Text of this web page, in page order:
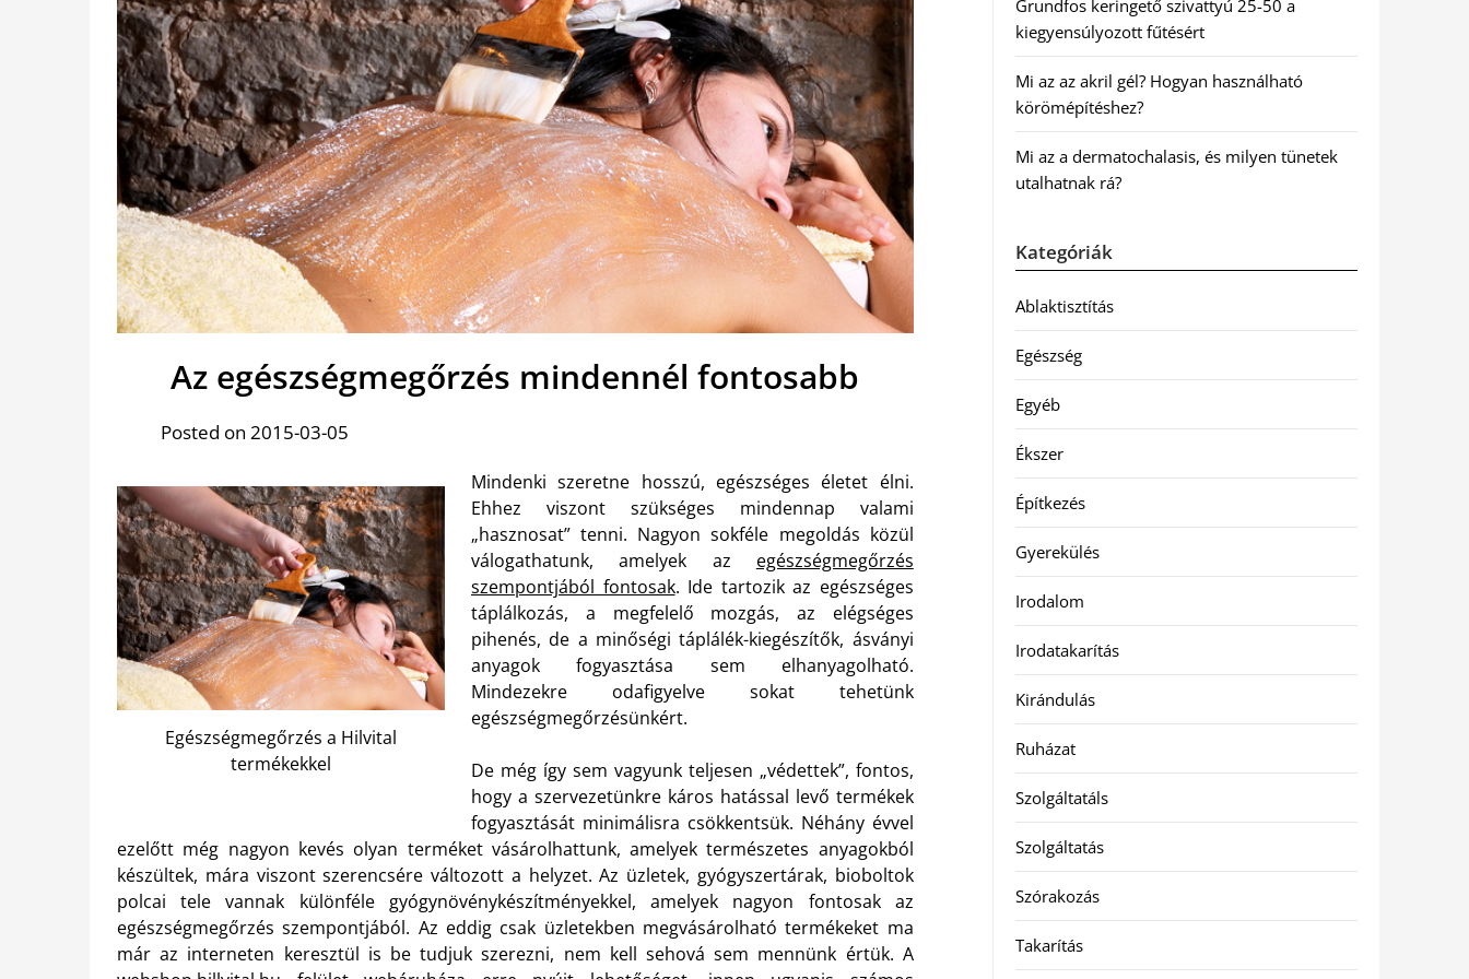
Az egészségmegőrzés mindennél fontosabb
Posted on 2015-03-05
Egészségmegőrzés a Hilvital
termékekkel
Mindenki szeretne hosszú, egészséges életet élni.
Ehhez viszont szükséges mindennap valami
„hasznosat” tenni. Nagyon sokféle megoldás közül
válogathatunk, amelyek az egészségmegőrzés
szempontjából fontosak. Ide tartozik az egészséges
táplálkozás, a megfelelő mozgás, az elégséges
pihenés, de a minőségi táplálék-kiegészítők, ásványi
anyagok fogyasztása sem elhanyagolható.
Mindezekre odafigyelve sokat tehetünk
egészségmegőrzésünkért.
De még így sem vagyunk teljesen „védettek”, fontos,
hogy a szervezetünkre káros hatással levő termékek
fogyasztását minimálisra csökkentsük. Néhány évvel
ezelőtt még nagyon kevés olyan terméket vásárolhattunk, amelyek természetes anyagokból
készültek, mára viszont szerencsére változott a helyzet. Az üzletek, gyógyszertárak, bioboltok
polcai tele vannak különféle gyógynövénykészítményekkel, amelyek nagyon fontosak az
egészségmegőrzés szempontjából. Az eddig csak üzletekben megvásárolható termékeket ma
már az interneten keresztül is be tudjuk szerezni, nem kell sehová sem mennünk értük. A
Grundfos keringető szivattyú 25-50 a
kiegyensúlyozott fűtésért
Mi az az akril gél? Hogyan használható
körömépítéshez?
Mi az a dermatochalasis, és milyen tünetek
utalhatnak rá?
Kategóriák
Ablaktisztítás
Egészség
Egyéb
Ékszer
Építkezés
Gyerekülés
Irodalom
Irodatakarítás
Kirándulás
Ruházat
Szolgáltatáls
Szolgáltatás
Szórakozás
Takarítás